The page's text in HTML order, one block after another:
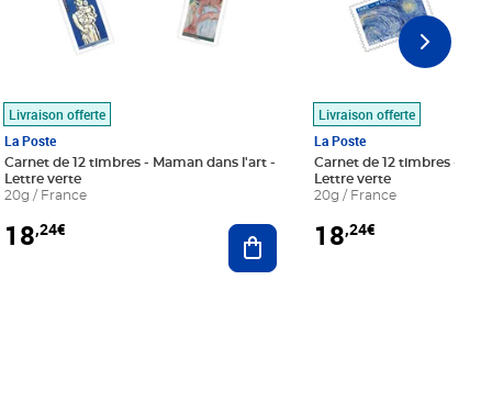
au panier
Livraison offerte
La Poste
Carnet de 12 timbres - Maman dans l'art -
Lettre verte
20g / France
18,24€ Ajouter au panier
Livraison offerte
La Poste
Carnet de 12 timbres - Le
Lettre verte
20g / France
18,24€